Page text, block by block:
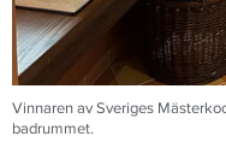
Vinnaren av Sveriges
badrummet.